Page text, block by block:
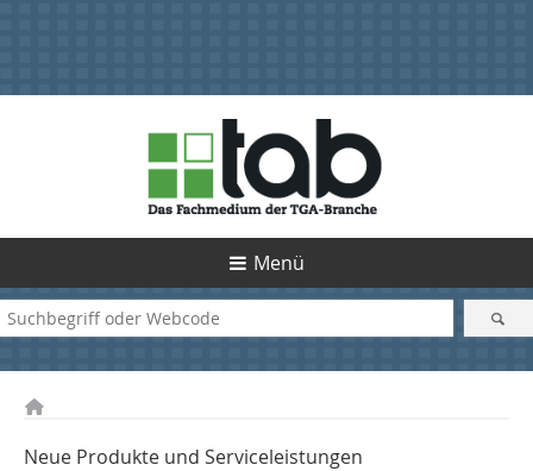
Menü
Neue Produkte und Serviceleistungen